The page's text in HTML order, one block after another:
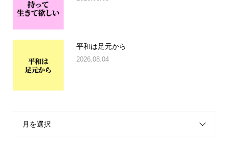
平和は足元から
2026.08.04
月を選択